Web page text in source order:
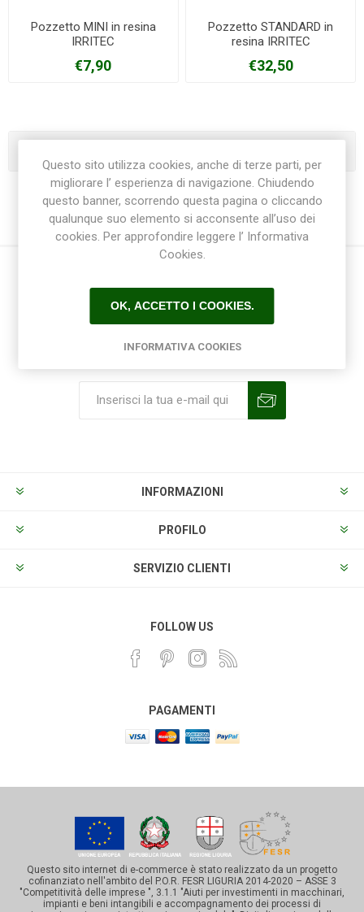
Pozzetto MINI in resina
IRRITEC
€7,90
Pozzetto STANDARD in
resina IRRITEC
€32,50
INFORMAZIONI
PROFILO
SERVIZIO CLIENTI
FOLLOW US
PAGAMENTI
Questo sito internet di e-commerce è stato realizzato da un progetto
cofinanziato nell'ambito del P.O.R. FESR LIGURIA 2014-2020 – ASSE 3
"Competitività delle imprese ", 3.1.1 "Aiuti per investimenti in macchinari,
impianti e beni intangibili e accompagnamento dei processi di
Questo sito utilizza cookies, anche di terze parti, per
migliorare l’ esperienza di navigazione. Chiudendo
questo banner, scorrendo questa pagina o cliccando
qualunque suo elemento si acconsente all’uso dei
cookies. Per approfondire leggere l’ Informativa
Cookies.
OK, ACCETTO I COOKIES.
INFORMATIVA COOKIES